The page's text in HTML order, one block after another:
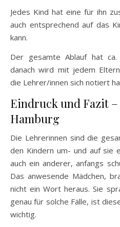
Jedes Kind hat eine für ihn
auch entsprechend auf das
kann.
Der gesamte Ablauf hat
danach wird mit jedem
die Lehrer/innen sich notiert
Eindruck und Fazit
Hamburg
Die Lehrerinnen sind die
den Kindern um- und auf sie
auch ein anderer, anfangs
Das anwesende Mädchen,
nicht ein Wort heraus. Sie
genau für solche Fälle, ist
wichtig.